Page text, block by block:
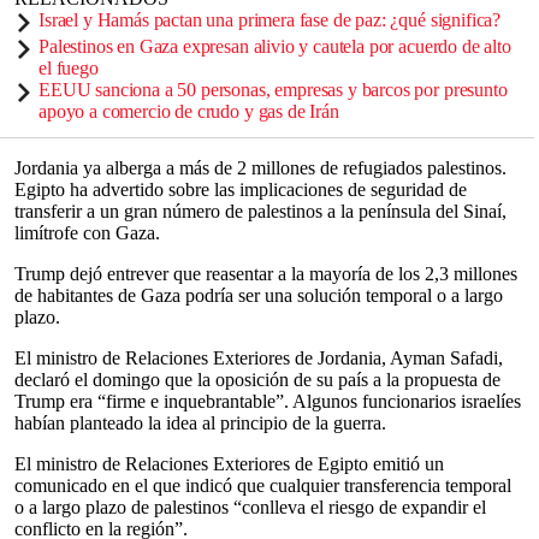
Israel y Hamás pactan una primera fase de paz: ¿qué significa?
Palestinos en Gaza expresan alivio y cautela por acuerdo de alto
el fuego
EEUU sanciona a 50 personas, empresas y barcos por presunto
apoyo a comercio de crudo y gas de Irán
Jordania ya alberga a más de 2 millones de refugiados palestinos.
Egipto ha advertido sobre las implicaciones de seguridad de
transferir a un gran número de palestinos a la península del Sinaí,
limítrofe con Gaza.
Trump dejó entrever que reasentar a la mayoría de los 2,3 millones
de habitantes de Gaza podría ser una solución temporal o a largo
plazo.
El ministro de Relaciones Exteriores de Jordania, Ayman Safadi,
declaró el domingo que la oposición de su país a la propuesta de
Trump era “firme e inquebrantable”. Algunos funcionarios israelíes
habían planteado la idea al principio de la guerra.
El ministro de Relaciones Exteriores de Egipto emitió un
comunicado en el que indicó que cualquier transferencia temporal
o a largo plazo de palestinos “conlleva el riesgo de expandir el
conflicto en la región”.